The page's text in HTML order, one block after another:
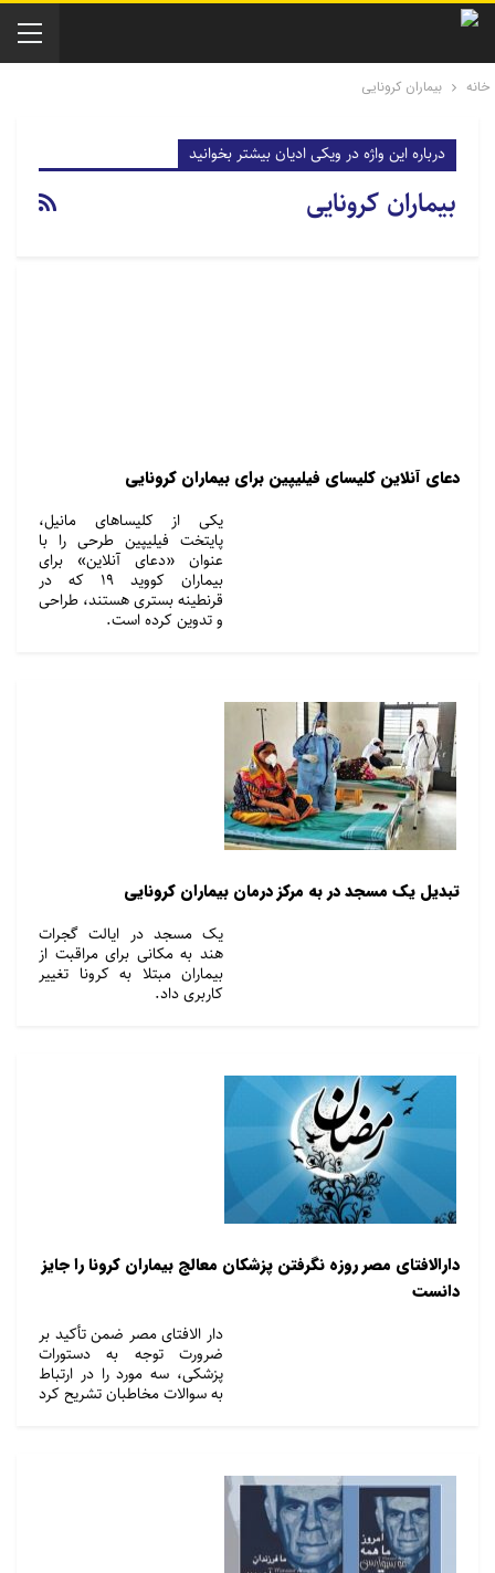
خانه بیماران کرونایی
درباره این واژه در ویکی ادیان بیشتر بخوانید
بیماران کرونایی
دعای آنلاین کلیسای فیلیپین برای بیماران کرونایی
یکی از کلیساهای مانیل،
پایتخت فیلیپین طرحی را با
عنوان «دعای آنلاین» برای
بیماران کووید ۱۹ که در
قرنطینه بستری هستند، طراحی
و تدوین کرده است.
تبدیل یک مسجد در به مرکز درمان بیماران کرونایی
یک مسجد در ایالت گجرات
هند به مکانی برای مراقبت از
بیماران مبتلا به کرونا تغییر
کاربری داد.
دارالافتای مصر روزه نگرفتن پزشکان معالج بیماران کرونا را جایز
دانست
دار الافتای مصر ضمن تأکید بر
ضرورت توجه به دستورات
پزشکی، سه مورد را در ارتباط
به سوالات مخاطبان تشریح کرد